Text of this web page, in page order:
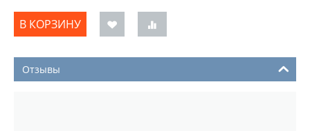
В КОРЗИНУ
Отзывы